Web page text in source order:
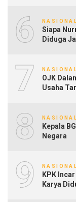
6 NASIONAL
Siapa
Diduga
7 NASIONAL
OJK
Usaha
8 NASIONAL
Kepala
Negara
9 NASIONAL
KPK
Karya